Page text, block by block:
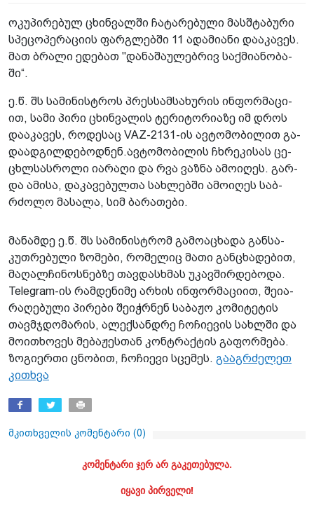
ოკუ­პი­რე­ბულ ცხინ­ვალ­ში ჩა­ტა­რე­ბუ­ლი მას­შტა­ბუ­რი
სპე­ცო­პე­რა­ცი­ის ფარ­გლებ­ში 11 ადა­მი­ა­ნი და­ა­კა­ვეს.
მათ ბრა­ლი ედე­ბათ "და­ნა­შა­უ­ლებ­რივ საქ­მი­ა­ნო­ბა­
ში“.
ე.წ. შს სა­მი­ნის­ტროს პრეს­სამ­სა­ხუ­რის ინ­ფორ­მა­ცი­
ით, სამი პირი ცხინ­ვა­ლის ტე­რი­ტო­რი­ა­ზე იმ დროს
და­ა­კა­ვეს, რო­დე­საც VAZ-2131-ის ავ­ტო­მო­ბი­ლით გა­
და­ად­გილ­დე­ბოდ­ნენ.ავ­ტო­მო­ბი­ლის ჩხრე­კი­სას ცე­
ცხლსას­რო­ლი ია­რა­ღი და რვა ვაზ­ნა ამო­ი­ღეს. გარ­
და ამი­სა, და­კა­ვე­ბულ­თა სახ­ლებ­ში ამო­ი­ღეს საბ­
რძო­ლო მა­სა­ლა, სიმ ბა­რა­თე­ბი.
მა­ნამ­დე ე.წ. შს სა­მი­ნის­ტრომ გა­მო­ა­ცხა­და გან­სა­
კუთ­რე­ბუ­ლი ზო­მე­ბი, რო­მე­ლიც მათი გან­ცხა­დე­ბით,
მა­ღალ­ჩი­ნოს­ნებ­ზე თავ­დას­ხმას უკავ­შირ­დე­ბო­და.
Telegram-ის რამ­დე­ნი­მე არ­ხის ინ­ფორ­მა­ცი­ით, შე­ი­ა­
რა­ღე­ბუ­ლი პი­რე­ბი შე­იჭრ­ნენ სა­ბა­ჟო კო­მი­ტე­ტის
თავ­მჯდო­მა­რის, ალექ­სან­დრე ჩო­ჩი­ე­ვის სახ­ლში და
მო­ი­თხო­ვეს მე­ბა­ჟეს­თან კონ­ტრაქ­ტის გა­ფორ­მე­ბა.
ზო­გი­ერ­თი ცნო­ბით, ჩო­ჩი­ე­ვი სცე­მეს. გააგრძელეთ
კითხვა
მკითხველის კომენტარი (0)
კომენტარი ჯერ არ გაკეთებულა.
იყავი პირველი!